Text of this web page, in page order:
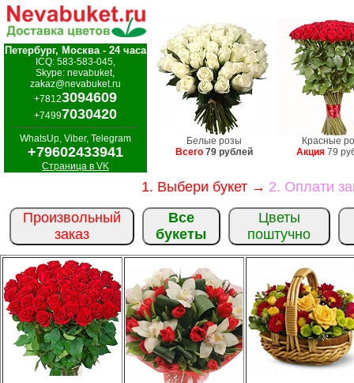
Петербург, Москва - 24 часа
ICQ: 583-583-045,
Skype: nevabuket,
zakaz@nevabuket.ru
+78123094609
+74997030420
WhatsUp, Viber, Telegram
+79602433941
Страница в VK
Белые розы
Всего 79 рублей
Красные
Акция 79
1. Выбери букет → 2. Оплати
Произвольный
заказ
Все
букеты
Цветы
поштучно